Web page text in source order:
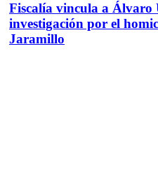
Fiscalía vincula a Álvaro
investigación por el
Jaramillo